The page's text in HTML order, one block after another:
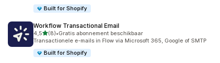
Built for Shopify
Workflow Transactional Email
4,5van 5 sterren
(8)
8 recensies in totaal
•Gratis abonnement beschikbaar
Transactionele e-mails in Flow via Microsoft 365, Google of SMTP
Built for Shopify